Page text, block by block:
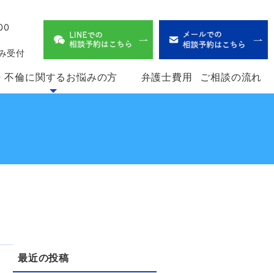
不倫に関するお悩みの方 弁護士費用 ご相談の流れ
受付